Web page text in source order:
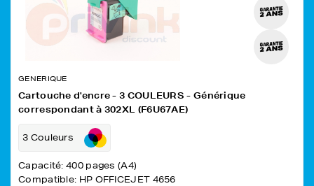
GENERIQUE
Cartouche d'encre - 3 COULEURS - Générique
correspondant à 302XL (F6U67AE)
3 Couleurs
Capacité: 400 pages (A4)
Compatible: HP OFFICEJET 4656